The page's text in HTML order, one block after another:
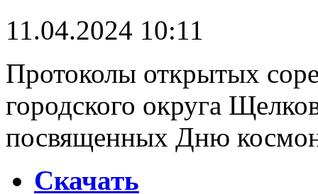
11.04.2024 10:11
Протоколы открытых
городского округа
посвященных Дню
Скачать